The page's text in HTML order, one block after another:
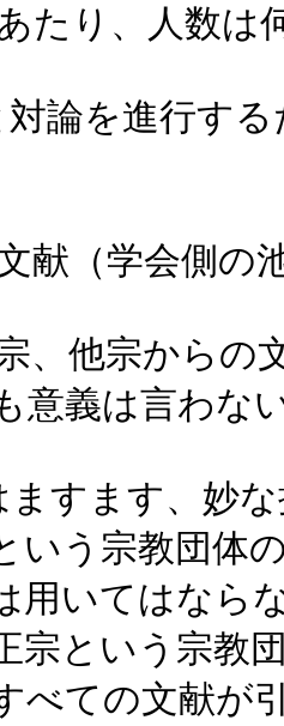
たり、人数は
論を進行する
献（学会側の
、他宗からの
意義は言わな
すます、妙な
いう宗教団体
用いてはなら
宗という宗教
べての文献が